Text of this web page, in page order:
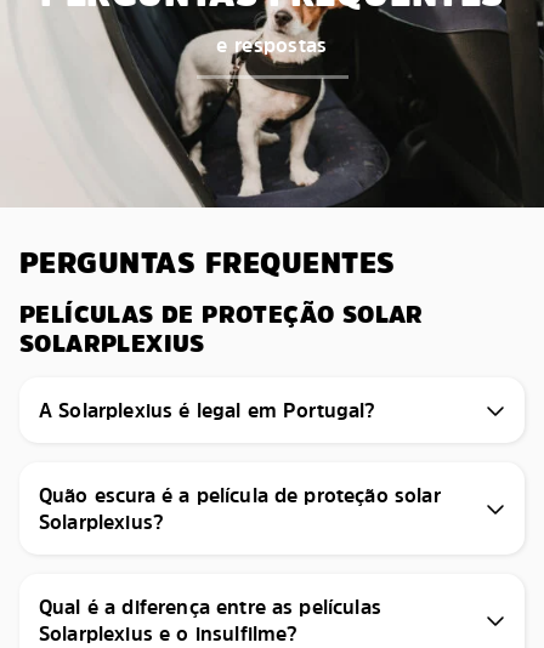
e respostas
PERGUNTAS FREQUENTES
PELÍCULAS DE PROTEÇÃO SOLAR
SOLARPLEXIUS
A Solarplexius é legal em Portugal?
Quão escura é a película de proteção solar
Solarplexius?
Qual é a diferença entre as películas
Solarplexius e o insulfilme?